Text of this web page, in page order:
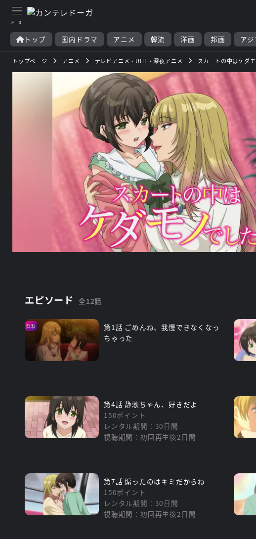
トップ 国内ドラマ アニメ 韓流 洋画 邦画 アジ
トップページ アニメ テレビアニメ・UHF・深夜アニメ スカートの中はケダ
エピソード 全12話
無料
第1話 ごめんね、我慢できなくなっ
ちゃった
第4話 静歌ちゃん、好きだよ
150ポイント
レンタル期間：30日間
視聴期間：初回再生後2日間
第7話 煽ったのはキミだからね
150ポイント
レンタル期間：30日間
視聴期間：初回再生後2日間